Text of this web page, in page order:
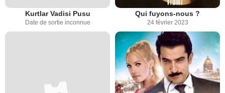
Kurtlar Vadisi Pusu
Date de sortie inconnue
Qui fuyons-nous ?
24 février 2023